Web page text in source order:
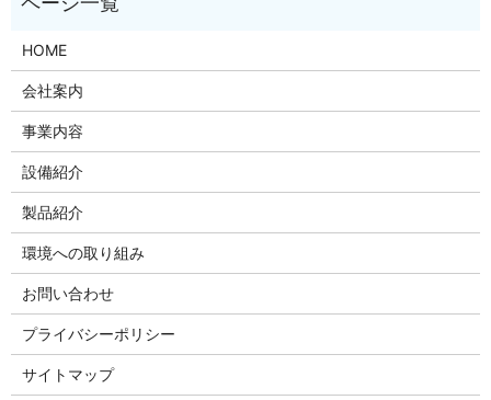
HOME
会社案内
事業内容
設備紹介
製品紹介
環境への取り組み
お問い合わせ
プライバシーポリシー
サイトマップ